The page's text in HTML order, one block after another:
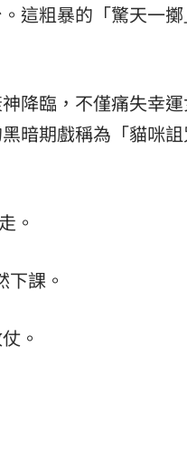
這粗暴的「驚天一
降臨，不僅痛失幸
暗期戲稱為「貓咪
。
課。
。